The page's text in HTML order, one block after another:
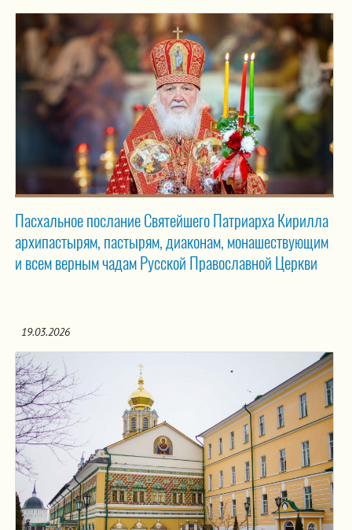
Пасхальное послание Святейшего Патриарха Кирилла
архипастырям, пастырям, диаконам, монашествующим
и всем верным чадам Русской Православной Церкви
19.03.2026